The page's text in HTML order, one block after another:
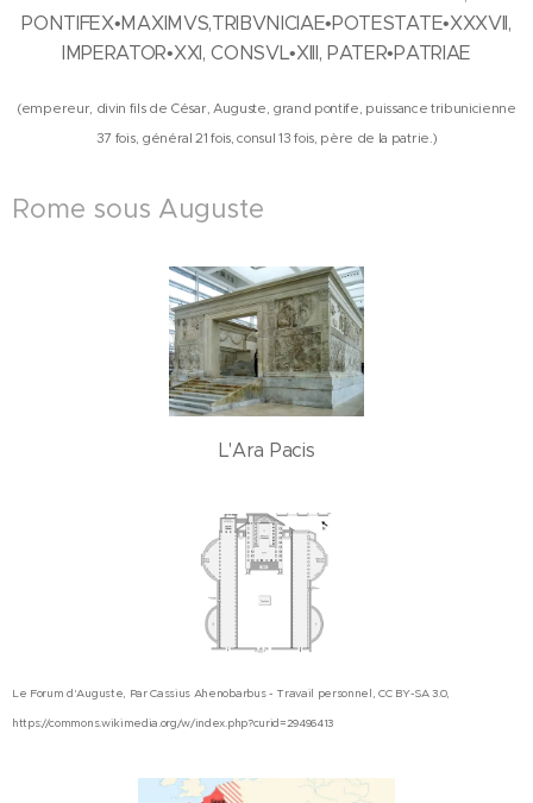
PONTIFEX•MAXIMVS,TRIBVNICIAE•POTESTATE•XXXVII,
IMPERATOR•XXI, CONSVL•XIII, PATER•PATRIAE
(empereur, divin fils de César, Auguste, grand pontife, puissance tribunicienne
37 fois, général 21 fois, consul 13 fois, père de la patrie.)
Rome sous Auguste
L'Ara Pacis
Le Forum d'Auguste, Par Cassius Ahenobarbus - Travail personnel, CC BY-SA 3.0,
https://commons.wikimedia.org/w/index.php?curid=29496413